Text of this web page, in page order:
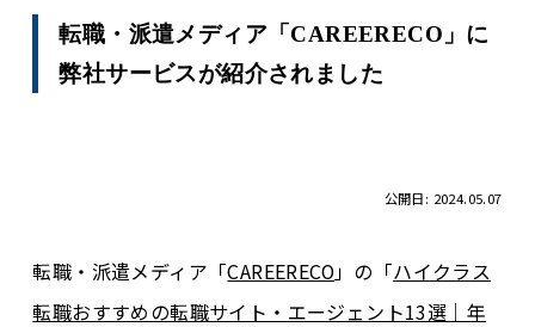
転職・派遣メディア「CAREERECO」に
弊社サービスが紹介されました
公開日: 2024.05.07
転職・派遣メディア「CAREERECO」の「ハイクラス
転職おすすめの転職サイト・エージェント13選｜年